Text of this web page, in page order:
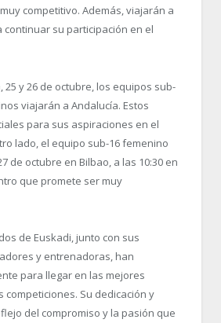
competitivo. Además, viajarán a
continuar su participación en el
25 y 26 de octubre, los equipos sub-
viajarán a Andalucía. Estos
para sus aspiraciones en el
lado, el equipo sub-16 femenino
de octubre en Bilbao, a las 10:30 en
que promete ser muy
de Euskadi, junto con sus
y entrenadoras, han
para llegar en las mejores
competiciones. Su dedicación y
del compromiso y la pasión que